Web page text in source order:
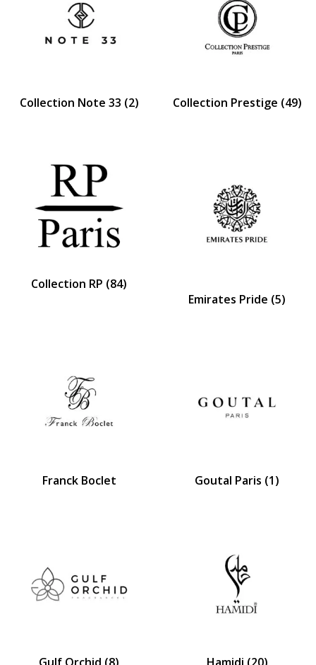
Collection Note 33 (2) Collection Prestige (49)
Collection RP (84)
Emirates Pride (5)
Franck Boclet Goutal Paris (1)
Gulf Orchid (8) Hamidi (20)